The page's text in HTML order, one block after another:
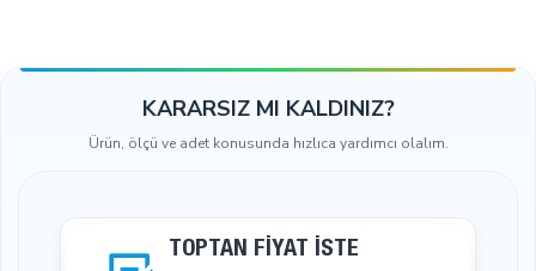
KARARSIZ MI KALDINIZ?
Ürün, ölçü ve adet konusunda hızlıca yardımcı olalım.
TOPTAN FIYAT İSTE